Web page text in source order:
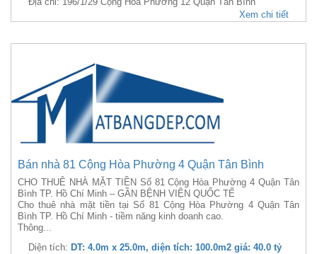
Xem chi tiết
Bán nhà 81 Cộng Hòa Phường 4 Quận Tân Bình
CHO THUÊ NHÀ MẶT TIỀN Số 81 Cộng Hòa Phường 4 Quận Tân
Bình TP. Hồ Chí Minh – GẦN BỆNH VIỆN QUỐC TẾ
Cho thuê nhà mặt tiền tại Số 81 Cộng Hòa Phường 4 Quận Tân
Bình TP. Hồ Chí Minh - tiềm năng kinh doanh cao.
Thông...
Diện tích: DT: 4.0m x 25.0m, diện tích: 100.0m2 giá: 40.0 tỷ